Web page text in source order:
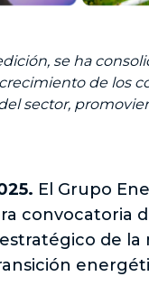
se ha
de los
sector,
El Grupo
convocatoria
de